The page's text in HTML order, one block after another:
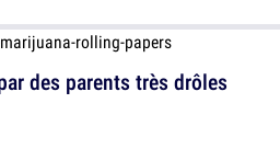
des parents très drôles